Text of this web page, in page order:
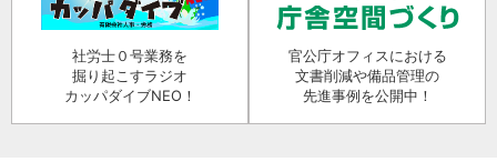
社労士０号業務を
掘り起こすラジオ
カッパダイブNEO！
官公庁オフィスにおける
文書削減や備品管理の
先進事例を公開中！